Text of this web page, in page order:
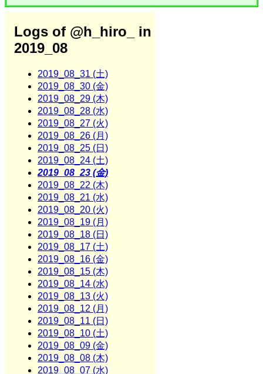
Logs of @h_hiro_ in
2019_08
2019_08_31 (土)
2019_08_30 (金)
2019_08_29 (木)
2019_08_28 (水)
2019_08_27 (火)
2019_08_26 (月)
2019_08_25 (日)
2019_08_24 (土)
2019_08_23 (金)
2019_08_22 (木)
2019_08_21 (水)
2019_08_20 (火)
2019_08_19 (月)
2019_08_18 (日)
2019_08_17 (土)
2019_08_16 (金)
2019_08_15 (木)
2019_08_14 (水)
2019_08_13 (火)
2019_08_12 (月)
2019_08_11 (日)
2019_08_10 (土)
2019_08_09 (金)
2019_08_08 (木)
2019_08_07 (水)